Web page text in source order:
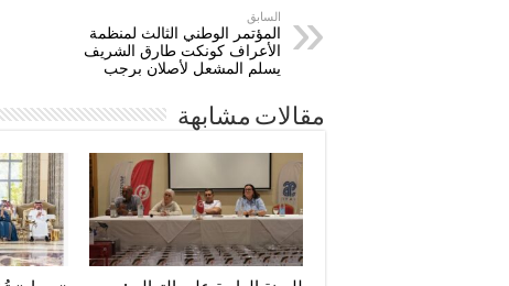
السابق
المؤتمر الوطني الثالث لمنظمة
الأعراف كونكت طارق الشريف
يسلم المشعل لأصلان برجب
مقالات مشابهة